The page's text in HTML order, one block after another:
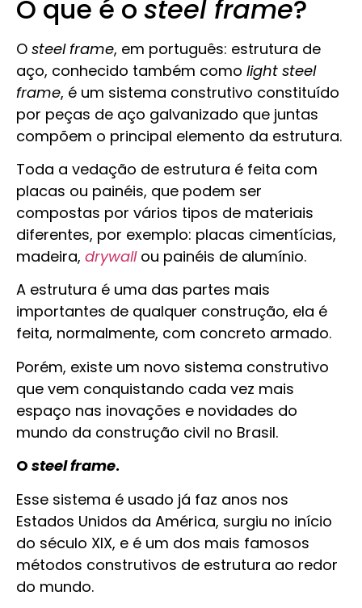
O que é o steel frame?
O steel frame, em português: estrutura de
aço, conhecido também como light steel
frame, é um sistema construtivo constituído
por peças de aço galvanizado que juntas
compõem o principal elemento da estrutura.
Toda a vedação de estrutura é feita com
placas ou painéis, que podem ser
compostas por vários tipos de materiais
diferentes, por exemplo: placas cimentícias,
madeira, drywallou painéis de alumínio.
A estrutura é uma das partes mais
importantes de qualquer construção, ela é
feita, normalmente, com concreto armado.
Porém, existe um novo sistema construtivo
que vem conquistando cada vez mais
espaço nas inovações e novidades do
mundo da construção civil no Brasil.
O steel frame.
Esse sistema é usado já faz anos nos
Estados Unidos da América, surgiu no início
do século XIX, e é um dos mais famosos
métodos construtivos de estrutura ao redor
do mundo.